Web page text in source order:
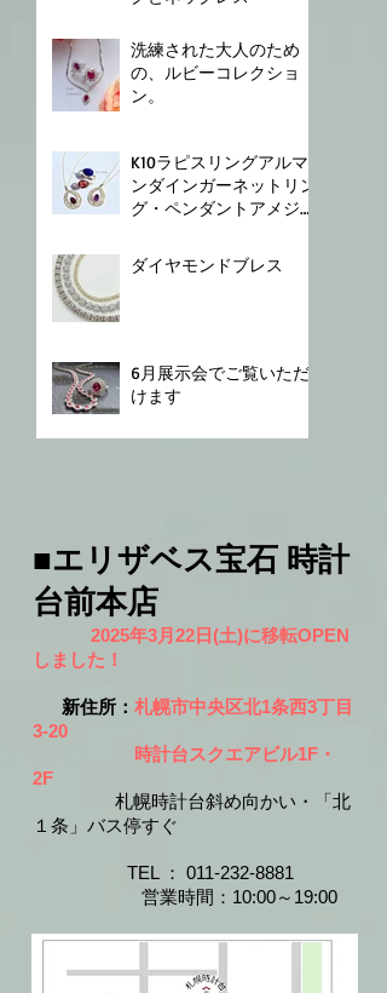
⁡洗練された大人のため
の、ルビーコレクショ
ン。
K10⁡⁡ラピスリング⁡⁡アルマ
ンダインガーネットリン
グ⁡・ペンダント⁡⁡アメジス
ダイヤモンドブレス⁡
6月展示会でご覧いただ
けます
■エリザベス宝石 時計
台前本店
2025年3月22日(土)に移転OPEN
しました！
新住所： 札幌市中央区北1条西3丁目
3-20
時計台スクエアビル1F・
2F
札幌時計台斜め向かい・「北
１条」バス停すぐ
TEL ： 011-232-8881
営業時間：10:00～19:00